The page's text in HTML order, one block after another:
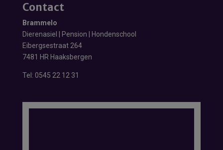
Contact
Brammelo
Dierenasiel | Pension | Hondenschool
Eibergsestraat 264
7481 HR Haaksbergen
Tel: 0545 22 12 31